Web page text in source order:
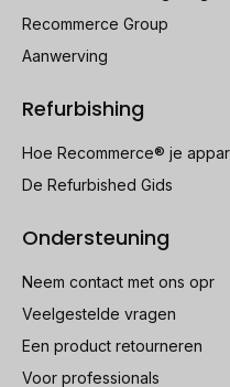
Recommerce Group
Aanwerving
Refurbishing
Hoe Recommerce® je
De Refurbished Gids
Ondersteuning
Neem contact met ons opr
Veelgestelde vragen
Een product retourneren
Voor professionals